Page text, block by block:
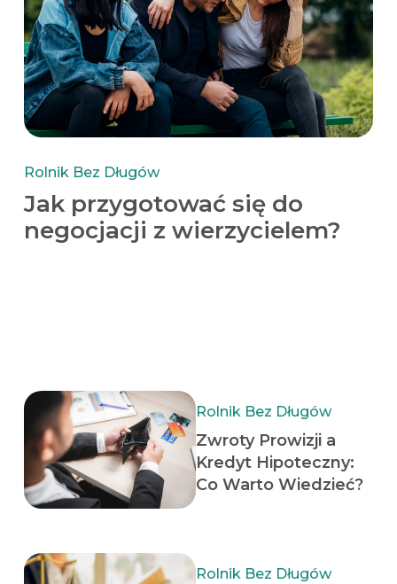
Rolnik Bez Długów
Jak przygotować się do
negocjacji z wierzycielem?
Rolnik Bez Długów
Zwroty Prowizji a
Kredyt Hipoteczny:
Co Warto Wiedzieć?
Rolnik Bez Długów